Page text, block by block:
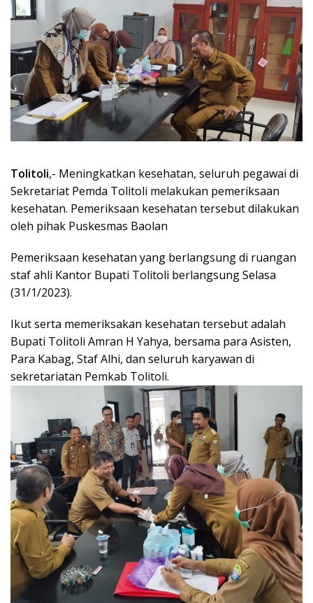
Tolitoli,- Meningkatkan kesehatan, seluruh pegawai di
Sekretariat Pemda Tolitoli melakukan pemeriksaan
kesehatan. Pemeriksaan kesehatan tersebut dilakukan
oleh pihak Puskesmas Baolan
Pemeriksaan kesehatan yang berlangsung di ruangan
staf ahli Kantor Bupati Tolitoli berlangsung Selasa
(31/1/2023).
Ikut serta memeriksakan kesehatan tersebut adalah
Bupati Tolitoli Amran H Yahya, bersama para Asisten,
Para Kabag, Staf Alhi, dan seluruh karyawan di
sekretariatan Pemkab Tolitoli.